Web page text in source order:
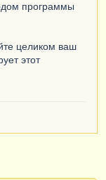
программы
целиком ваш
этот